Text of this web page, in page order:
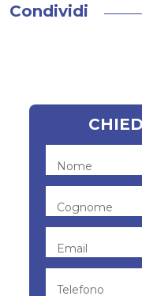
Condividi
Nome
Cognome
Email
Telefono